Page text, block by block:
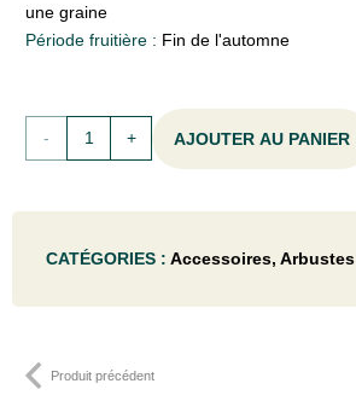
une graine
Période fruitière : Fin de l'automne
quantité
thunbergii
(=desmodium
- 40-
AJOUTER AU PANIER
CATÉGORIES : Accessoires, Arbustes
Produit précédent